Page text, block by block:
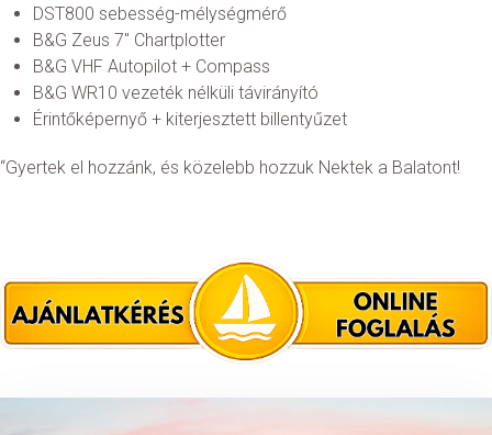
DST800 sebesség-mélységmérő
B&G Zeus 7" Chartplotter
B&G VHF Autopilot + Compass
B&G WR10 vezeték nélküli távirányító
Érintőképernyő + kiterjesztett billentyűzet
“Gyertek el hozzánk, és közelebb hozzuk Nektek a Balatont!